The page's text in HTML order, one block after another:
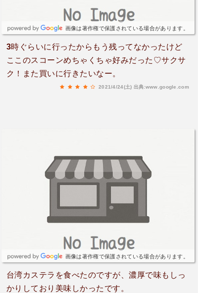
画像は著作権で保護されている場合があります。
3時ぐらいに行ったからもう残ってなかったけど
ここのスコーンめちゃくちゃ好みだった♡サクサ
ク！また買いに行きたいなー。
2021/4/24(土) 出典:www.google.com
画像は著作権で保護されている場合があります。
台湾カステラを食べたのですが、濃厚で味もしっ
かりしており美味しかったです。